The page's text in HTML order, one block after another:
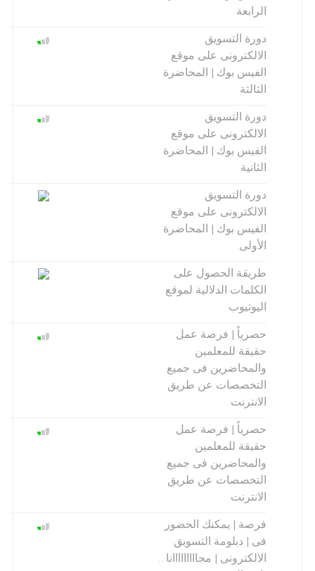
الرابعة
دورة التسويق
الالكترونى على موقع
الفيس بوك | المحاضرة
الثالثة
دورة التسويق
الالكترونى على موقع
الفيس بوك | المحاضرة
الثانية
دورة التسويق
الالكترونى على موقع
الفيس بوك | المحاضرة
الأولى
طريقة الحصول على
الكلمات الدلالية لموقع
اليوتيوب
حصرياً | فرصة عمل
حقيقة للمعلمين
والمحاضرين فى جميع
التخصصات عن طريق
الانترنت
حصرياً | فرصة عمل
حقيقة للمعلمين
والمحاضرين فى جميع
التخصصات عن طريق
الانترنت
فرصة | يمكنك الحضور
فى | دبلومة التسويق
الالكترونى | مجااااااااانا ..